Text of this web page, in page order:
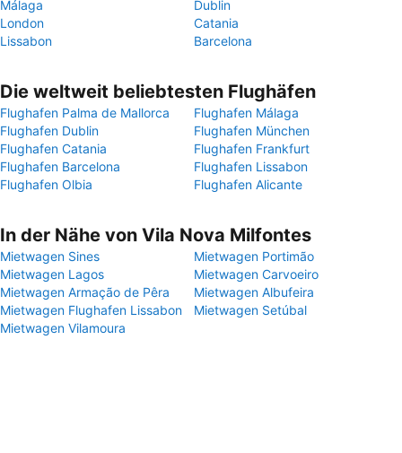
Málaga
Dublin
London
Catania
Lissabon
Barcelona
Die weltweit beliebtesten Flughäfen
Flughafen Palma de Mallorca
Flughafen Málaga
Flughafen Dublin
Flughafen München
Flughafen Catania
Flughafen Frankfurt
Flughafen Barcelona
Flughafen Lissabon
Flughafen Olbia
Flughafen Alicante
In der Nähe von Vila Nova Milfontes
Mietwagen Sines
Mietwagen Portimão
Mietwagen Lagos
Mietwagen Carvoeiro
Mietwagen Armação de Pêra
Mietwagen Albufeira
Mietwagen Flughafen Lissabon
Mietwagen Setúbal
Mietwagen Vilamoura